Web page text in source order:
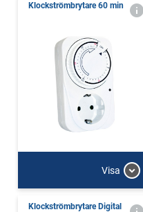
Klockströmbrytare 60 min
Visa
Klockströmbrytare Digital